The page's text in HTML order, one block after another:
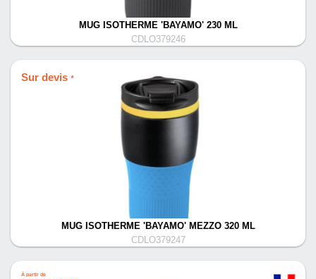
MUG ISOTHERME 'BAYAMO' 230 ML
CDLO379246
Sur devis *
MUG ISOTHERME 'BAYAMO' MEZZO 320 ML
CDLO379247
À partir de